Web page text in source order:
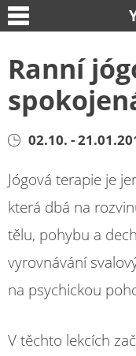
Ranní
02.10. -
Jógová terapie je
která dbá na
tělu, pohybu a
vyrovnávání
na psychickou
V těchto lekcích